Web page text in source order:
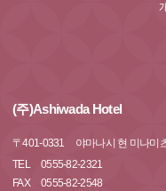
(주)Ashiwada Hotel
〒401-0331
야마나시 현 미나미
TEL
0555-82-2321
FAX
0555-82-2548